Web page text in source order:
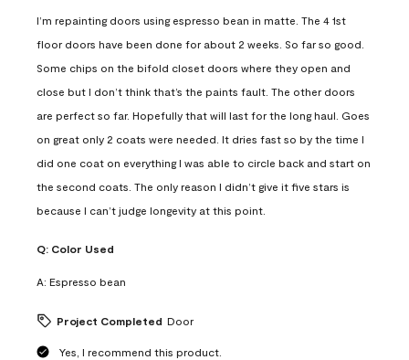
I’m repainting doors using espresso bean in matte. The 4 1st
floor doors have been done for about 2 weeks. So far so good.
Some chips on the bifold closet doors where they open and
close but I don’t think that’s the paints fault. The other doors
are perfect so far. Hopefully that will last for the long haul. Goes
on great only 2 coats were needed. It dries fast so by the time I
did one coat on everything I was able to circle back and start on
the second coats. The only reason I didn’t give it five stars is
because I can’t judge longevity at this point.
Q: Color Used
A: Espresso bean
Project Completed Door
Yes, I recommend this product.